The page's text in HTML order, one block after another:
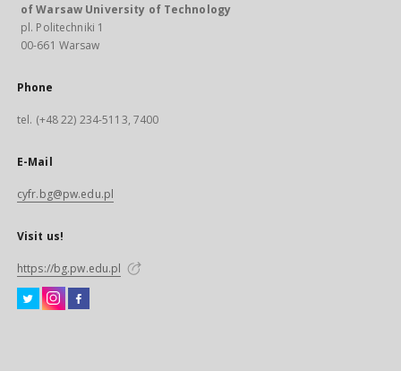
of Warsaw University of Technology
pl. Politechniki 1
00-661 Warsaw
Phone
tel. (+48 22) 234-5113, 7400
E-Mail
cyfr.bg@pw.edu.pl
Visit us!
https://bg.pw.edu.pl